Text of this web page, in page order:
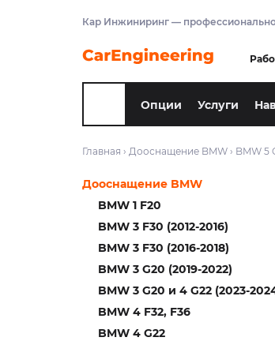
Кар Инжиниринг —
Опции Услуги
Главная › Дооснащение BMW › BMW 5
Дооснащение BMW
BMW 1 F20
BMW 3 F30 (2012-2016)
BMW 3 F30 (2016-2018)
BMW 3 G20 (2019-2022)
BMW 3 G20 и 4 G22 (2023-
BMW 4 F32, F36
BMW 4 G22